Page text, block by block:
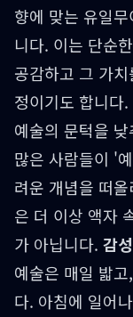
향에 맞는 유일
니다. 이는 단순
공감하고 그 가
정이기도 합니다.
예술의 문턱을
많은 사람들이 '
려운 개념을 떠
은 더 이상 액자
가 아닙니다. 감
예술은 매일 밟
다. 아침에 일어